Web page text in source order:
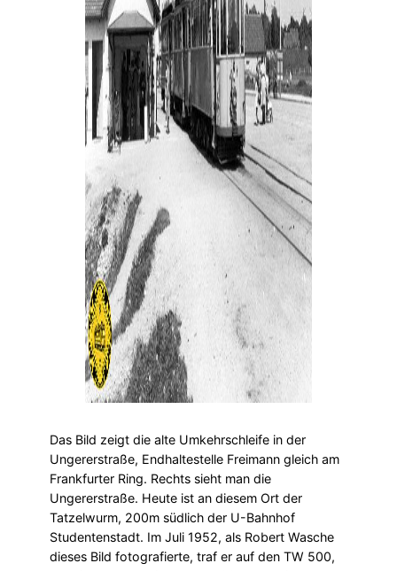
Das Bild zeigt die alte Umkehrschleife in der
Ungererstraße, Endhaltestelle Freimann gleich am
Frankfurter Ring. Rechts sieht man die
Ungererstraße. Heute ist an diesem Ort der
Tatzelwurm, 200m südlich der U-Bahnhof
Studentenstadt. Im Juli 1952, als Robert Wasche
dieses Bild fotografierte, traf er auf den TW 500,